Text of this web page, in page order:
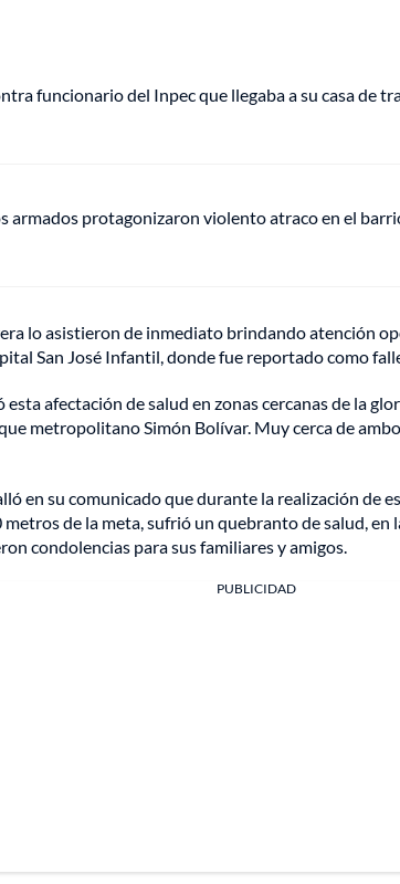
funcionario del Inpec que llegaba a su casa de
armados protagonizaron violento atraco en el
lo asistieron de inmediato brindando atención
San José Infantil, donde fue reportado como
afectación de salud en zonas cercanas de la
metropolitano Simón Bolívar. Muy cerca de
en su comunicado que durante la realización de
metros de la meta, sufrió un quebranto de salud,
condolencias para sus familiares y amigos.
PUBLICIDAD